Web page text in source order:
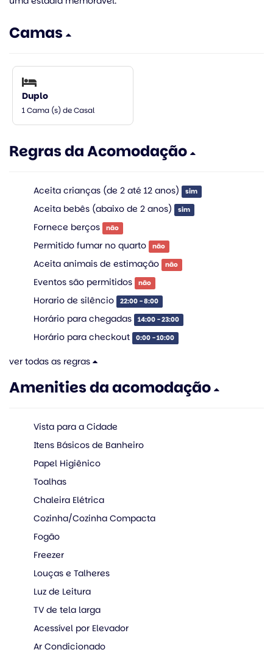
Camas
Duplo
1 Cama (s) de Casal
Regras da Acomodação
Aceita crianças (de 2 até 12 anos) sim
Aceita bebês (abaixo de 2 anos) sim
Fornece berços não
Permitido fumar no quarto não
Aceita animais de estimação não
Eventos são permitidos não
Horario de silêncio 22:00 - 8:00
Horário para chegadas 14:00 - 23:00
Horário para checkout 0:00 - 10:00
ver todas as regras
Amenities da acomodação
Vista para a Cidade
Itens Básicos de Banheiro
Papel Higiênico
Toalhas
Chaleira Elétrica
Cozinha/Cozinha Compacta
Fogão
Freezer
Louças e Talheres
Luz de Leitura
TV de tela larga
Acessível por Elevador
Ar Condicionado